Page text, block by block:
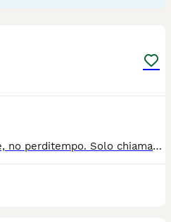
Solo persone realmente interessate, no perditempo. Solo chiamate: 📞 388 95 41 211 – Rossana Lui è Memo, nato il 30 luglio 2025. Ha appena compiuto un anno ed è un meraviglioso British Shorthair già castrato. Memo è un gatto vivace, affettuoso, dolcissimo, coccolone e giocherellone. È abituato alla vita in appartamento ed è pronto a regalare tanto amore e dolce compagnia. Verrà consegnato con: • pedigree • microchip • doppia vaccinazione • libretto sanitario • sverminazione • contratto di cessione • certificato veterinario di buona salute • test dei genitori negativi a FeLV, FIV e PKD1 • kit regalo con croccantini, ciotola e giocattolo Il British Shorthair è particolarmente adatto alla vita in appartamento grazie al suo carattere equilibrato, calmo e tollerante. Può convivere serenamente con bambini e altri animali domestici ed è generalmente facile da educare. Possibilità di consegna in tutta Italia, anche direttamente a domicilio. 📍 Visitate la nostra pagina Facebook: Silvestro Club Blue-Odd-Eyes British & Scottish Allevamento